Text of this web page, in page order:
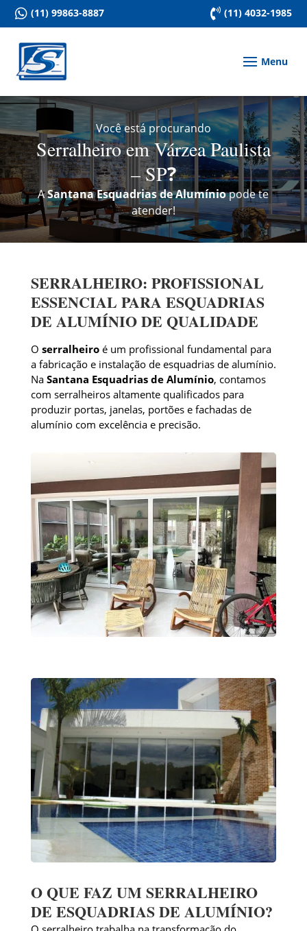
 (11) 99863-8887  (11) 4032-1985
Você está procurando
Serralheiro em Várzea Paulista
– SP?
ASantana Esquadrias de Alumíniopode te
atender!
SERRALHEIRO: PROFISSIONAL
ESSENCIAL PARA ESQUADRIAS
DE ALUMÍNIO DE QUALIDADE
O serralheiroé um profissional fundamental para
a fabricação e instalação de esquadrias de alumínio.
Na Santana Esquadrias de Alumínio, contamos
com serralheiros altamente qualificados para
produzir portas, janelas, portões e fachadas de
alumínio com excelência e precisão.
O QUE FAZ UM SERRALHEIRO
DE ESQUADRIAS DE ALUMÍNIO?